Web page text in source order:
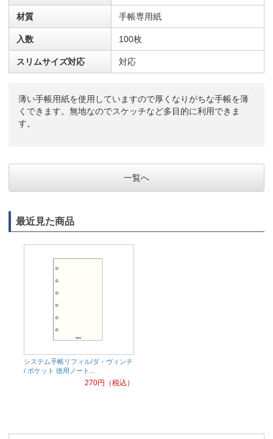
材質 手帳専用紙
入数 100枚
スリムサイズ対応 対応
薄い手帳用紙を使用していますので厚くなりがちな手帳を薄
くできます。無地なのでスケッチなど多目的に利用できま
す。
一覧へ
最近見た商品
システム手帳リフィル/ダ・ヴィンチ
/ ポケット 徳用ノート...
270円（税込）